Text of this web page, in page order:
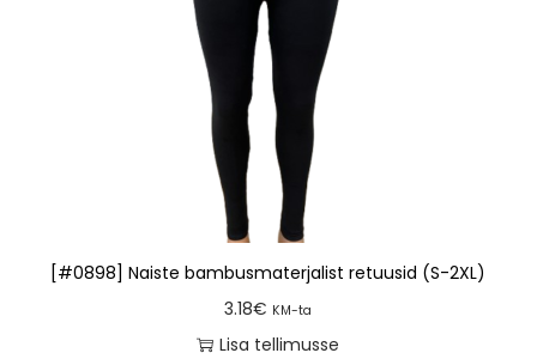
[#0898] Naiste bambusmaterjalist retuusid (S-2XL)
3.18€ KM-ta
Lisa tellimusse